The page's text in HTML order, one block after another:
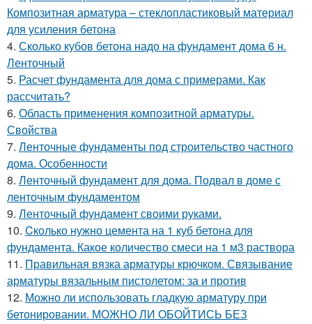
Композитная арматура – стеклопластиковый материал
для усиления бетона
4. Сколько кубов бетона надо на фундамент дома 6 н.
Ленточный
5. Расчет фундамента для дома с примерами. Как
рассчитать?
6. Область применения композитной арматуры.
Свойства
7. Ленточные фундаменты под строительство частного
дома. Особенности
8. Ленточный фундамент для дома. Подвал в доме с
ленточным фундаментом
9. Ленточный фундамент своими руками.
10. Cколько нужно цемента на 1 куб бетона для
фундамента. Какое количество смеси на 1 м3 раствора
11. Правильная вязка арматуры крючком. Связывание
арматуры вязальным пистолетом: за и против
12. Можно ли использовать гладкую арматуру при
бетонировании. МОЖНО ЛИ ОБОЙТИСЬ БЕЗ